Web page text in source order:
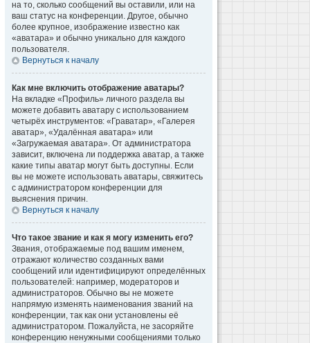
на то, сколько сообщений вы оставили, или на
ваш статус на конференции. Другое, обычно
более крупное, изображение известно как
«аватара» и обычно уникально для каждого
пользователя.
Вернуться к началу
Как мне включить отображение аватары?
На вкладке «Профиль» личного раздела вы
можете добавить аватару с использованием
четырёх инструментов: «Граватар», «Галерея
аватар», «Удалённая аватара» или
«Загружаемая аватара». От администратора
зависит, включена ли поддержка аватар, а также
какие типы аватар могут быть доступны. Если
вы не можете использовать аватары, свяжитесь
с администратором конференции для
выяснения причин.
Вернуться к началу
Что такое звание и как я могу изменить его?
Звания, отображаемые под вашим именем,
отражают количество созданных вами
сообщений или идентифицируют определённых
пользователей: например, модераторов и
администраторов. Обычно вы не можете
напрямую изменять наименования званий на
конференции, так как они установлены её
администратором. Пожалуйста, не засоряйте
конференцию ненужными сообщениями только